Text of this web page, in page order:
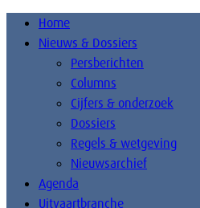
Home
Nieuws & Dossiers
Persberichten
Columns
Cijfers & onderzoek
Dossiers
Regels & wetgeving
Nieuwsarchief
Agenda
Uitvaartbranche